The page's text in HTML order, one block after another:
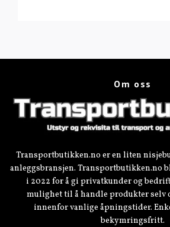
Om oss
Transportbutikken.no er en liten
anleggsbransjen. Transportbutikken.no
i 2022 for å gi privatkunder og
mulighet til å handle produkter selv
innenfor vanlige åpningstider.
bekymringsfritt.